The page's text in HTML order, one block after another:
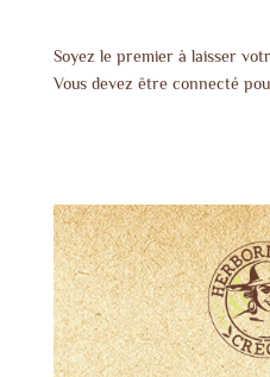
Soyez le premier à laisser
Vous devez être connecté